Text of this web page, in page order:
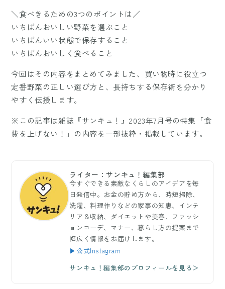
＼食べきるための3つのポイントは／
いちばんおいしい野菜を選ぶこと
いちばんいい状態で保存すること
いちばんおいしく食べること
今回はその内容をまとめてみました、買い物時に役立つ
定番野菜の正しい選び方と、長持ちする保存術を分かり
やすく伝授します。
※この記事は雑誌『サンキュ！』2023年7月号の特集「食
費を上げない！」の内容を一部抜粋・掲載しています。
ライター：サンキュ！編集部
今すぐできる素敵なくらしのアイデアを毎
日発信中。お金の貯め方から、時短掃除、
洗濯、料理作りなどの家事の知恵、インテ
リア＆収納、ダイエットや美容、ファッシ
ョンコーデ、マナー、暮らし方の提案まで
幅広く情報をお届けします。
▶公式Instagram
サンキュ！編集部のプロフィールを見る＞